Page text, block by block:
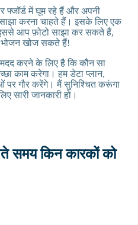
फ्जॉर्ड में घूम रहे हैं और अपनी
करना चाहते हैं। इसके लिए एक
आप फ़ोटो साझा कर सकते हैं,
खोज सकते हैं!
करने के लिए है कि कौन सा
काम करेगा। हम डेटा प्लान,
गौर करेंगे। मैं सुनिश्चित करूंगा
सारी जानकारी हो।
समय किन कारकों को